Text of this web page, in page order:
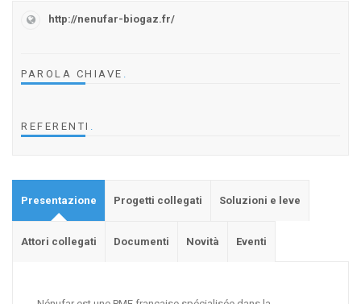
http://nenufar-biogaz.fr/
PAROLA CHIAVE .
REFERENTI .
Presentazione Progetti collegati Soluzioni e leve
Attori collegati Documenti Novità Eventi